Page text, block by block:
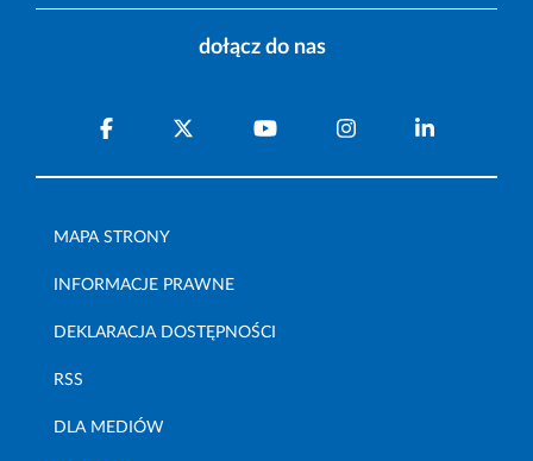
dołącz do nas
MAPA STRONY
INFORMACJE PRAWNE
DEKLARACJA DOSTĘPNOŚCI
RSS
DLA MEDIÓW